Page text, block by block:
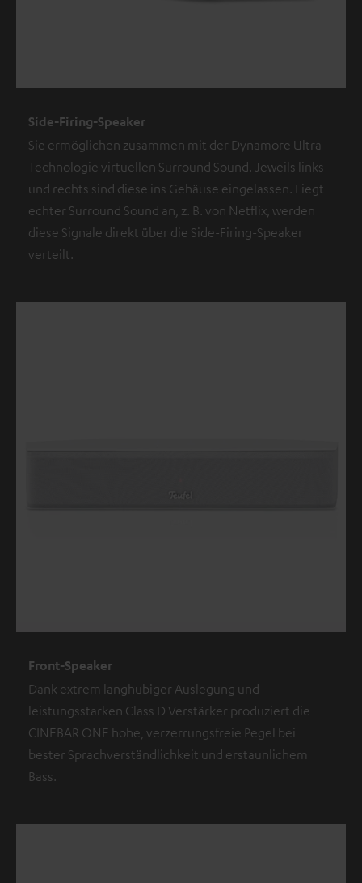
Side-Firing-Speaker
Sie ermöglichen zusammen mit der Dynamore Ultra
Technologie virtuellen Surround Sound. Jeweils links
und rechts sind diese ins Gehäuse eingelassen. Liegt
echter Surround Sound an, z. B. von Netflix, werden
diese Signale direkt über die Side-Firing-Speaker
verteilt.
Front-Speaker
Dank extrem langhubiger Auslegung und
leistungsstarken Class D Verstärker produziert die
CINEBAR ONE hohe, verzerrungsfreie Pegel bei
bester Sprachverständlichkeit und erstaunlichem
Bass.